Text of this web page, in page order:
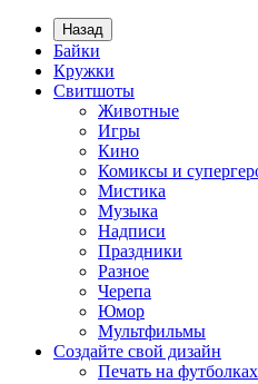
Назад
Байки
Кружки
Свитшоты
Животные
Игры
Кино
Комиксы и
Мистика
Музыка
Надписи
Праздники
Разное
Черепа
Юмор
Мультфильмы
Создайте свой дизайн
Печать на футболках